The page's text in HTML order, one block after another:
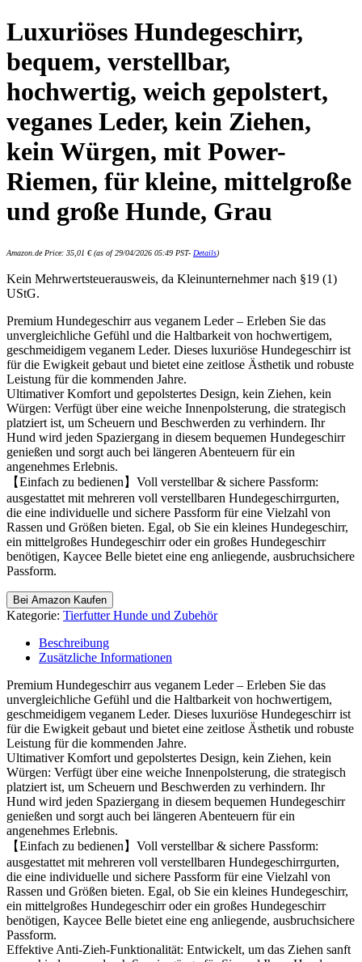
Luxuriöses Hundegeschirr,
bequem, verstellbar,
hochwertig, weich gepolstert,
veganes Leder, kein Ziehen,
kein Würgen, mit Power-
Riemen, für kleine, mittelgroße
und große Hunde, Grau
Amazon.de Price: 35,01 €(as of 29/04/2026 05:49 PST- Details)
Kein Mehrwertsteuerausweis, da Kleinunternehmer nach §19 (1)
UStG.
Premium Hundegeschirr aus veganem Leder – Erleben Sie das
unvergleichliche Gefühl und die Haltbarkeit von hochwertigem,
geschmeidigem veganem Leder. Dieses luxuriöse Hundegeschirr ist
für die Ewigkeit gebaut und bietet eine zeitlose Ästhetik und robuste
Leistung für die kommenden Jahre.
Ultimativer Komfort und gepolstertes Design, kein Ziehen, kein
Würgen: Verfügt über eine weiche Innenpolsterung, die strategisch
platziert ist, um Scheuern und Beschwerden zu verhindern. Ihr
Hund wird jeden Spaziergang in diesem bequemen Hundegeschirr
genießen und sorgt auch bei längeren Abenteuern für ein
angenehmes Erlebnis.
【Einfach zu bedienen】Voll verstellbar & sichere Passform:
ausgestattet mit mehreren voll verstellbaren Hundegeschirrgurten,
die eine individuelle und sichere Passform für eine Vielzahl von
Rassen und Größen bieten. Egal, ob Sie ein kleines Hundegeschirr,
ein mittelgroßes Hundegeschirr oder ein großes Hundegeschirr
benötigen, Kaycee Belle bietet eine eng anliegende, ausbruchsichere
Passform.
Bei Amazon Kaufen
Kategorie: Tierfutter Hunde und Zubehör
Beschreibung
Zusätzliche Informationen
Premium Hundegeschirr aus veganem Leder – Erleben Sie das
unvergleichliche Gefühl und die Haltbarkeit von hochwertigem,
geschmeidigem veganem Leder. Dieses luxuriöse Hundegeschirr ist
für die Ewigkeit gebaut und bietet eine zeitlose Ästhetik und robuste
Leistung für die kommenden Jahre.
Ultimativer Komfort und gepolstertes Design, kein Ziehen, kein
Würgen: Verfügt über eine weiche Innenpolsterung, die strategisch
platziert ist, um Scheuern und Beschwerden zu verhindern. Ihr
Hund wird jeden Spaziergang in diesem bequemen Hundegeschirr
genießen und sorgt auch bei längeren Abenteuern für ein
angenehmes Erlebnis.
【Einfach zu bedienen】Voll verstellbar & sichere Passform:
ausgestattet mit mehreren voll verstellbaren Hundegeschirrgurten,
die eine individuelle und sichere Passform für eine Vielzahl von
Rassen und Größen bieten. Egal, ob Sie ein kleines Hundegeschirr,
ein mittelgroßes Hundegeschirr oder ein großes Hundegeschirr
benötigen, Kaycee Belle bietet eine eng anliegende, ausbruchsichere
Passform.
Effektive Anti-Zieh-Funktionalität: Entwickelt, um das Ziehen sanft